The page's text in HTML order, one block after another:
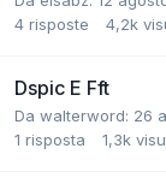
4 risposte 4,2k
Dspic E Fft
Da walterword: 26
1 risposta 1,3k